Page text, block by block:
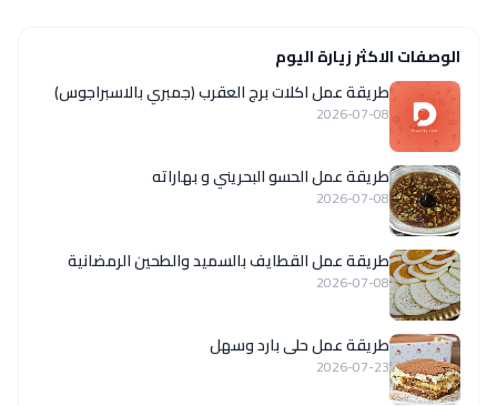
الوصفات الاكثر زيارة اليوم
طريقة عمل اكلات برج العقرب (جمبري بالاسبراجوس)
2026-07-08
طريقة عمل الحسو البحريني و بهاراته
2026-07-08
طريقة عمل القطايف بالسميد والطحين الرمضانية
2026-07-08
طريقة عمل حلى بارد وسهل
2026-07-23